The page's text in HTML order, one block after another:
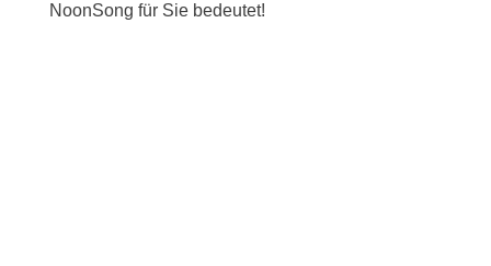
NoonSong für Sie bedeutet!